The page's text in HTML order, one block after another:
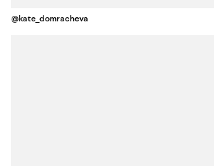
@kate_domracheva